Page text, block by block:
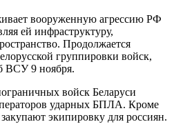
вооруженную агрессию РФ
ей инфраструктуру,
Продолжается
группировки войск,
ВСУ 9 ноября.
войск Беларуси
ударных БПЛА. Кроме
экипировку для россиян.